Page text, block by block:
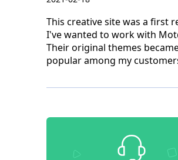
This creative site was a first
I've wanted to work with
Their original themes
popular among my